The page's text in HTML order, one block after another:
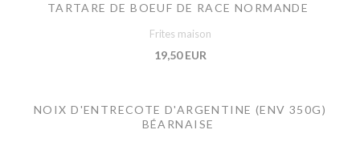
TARTARE DE BOEUF DE RACE NORMANDE
Frites maison
19,50 EUR
NOIX D'ENTRECOTE D'ARGENTINE (ENV 350G)
BÉARNAISE